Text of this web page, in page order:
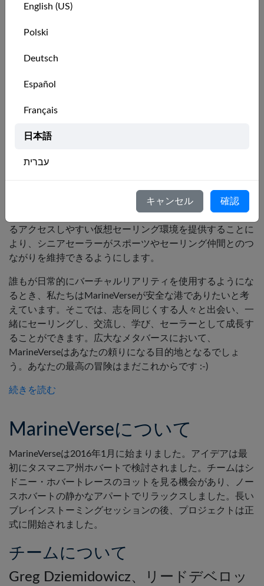
友達と競争し、週末には地元のセーリングクラブを訪れて
たか？セーリングに適した天気ではありませんか？
ャルリアリティヘッドセットを装着して、リラックスした
私たちのビジョン
人々が実際のスポーツを試す動機となる、魅力的でインタ
豊富な社会的機会を提供し、リハビリテーションを促進す
るアクセスしやすい仮想セーリング環境を提供することに
より、シニアセーラーがスポーツやセーリング仲間とのつ
ながりを維持できるようにします。
誰もが日常的にバーチャルリアリティを使用するようにな
るとき、私たちはMarineVerseが安全な港でありたいと考
えています。そこでは、志を同じくする人々と出会い、一
緒にセーリングし、交流し、学び、セーラーとして成長す
ることができます。広大なメタバースにおいて、
MarineVerseはあなたの頼りになる目的地となるでしょ
う。あなたの最高の冒険はまだこれからです :-)
続きを読む
MarineVerseについて
MarineVerseは2016年1月に始まりました。アイデアは最
初にタスマニア州ホバートで検討されました。チームはシ
ドニー・ホバートレースのヨットを見る機会があり、ノー
スホバートの静かなアパートでリラックスしました。長い
ブレインストーミングセッションの後、プロジェクトは正
式に開始されました。
チームについて
Greg Dziemidowicz、リードデベロッ
English (US)
Polski
Deutsch
Español
Français
日本語
עברית
Português
キャンセル 確認